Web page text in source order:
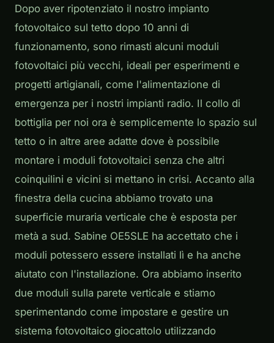
Dopo aver ripotenziato il nostro impianto
fotovoltaico sul tetto dopo 10 anni di
funzionamento, sono rimasti alcuni moduli
fotovoltaici più vecchi, ideali per esperimenti e
progetti artigianali, come l'alimentazione di
emergenza per i nostri impianti radio. Il collo di
bottiglia per noi ora è semplicemente lo spazio sul
tetto o in altre aree adatte dove è possibile
montare i moduli fotovoltaici senza che altri
coinquilini e vicini si mettano in crisi. Accanto alla
finestra della cucina abbiamo trovato una
superficie muraria verticale che è esposta per
metà a sud. Sabine OE5SLE ha accettato che i
moduli potessero essere installati lì e ha anche
aiutato con l'installazione. Ora abbiamo inserito
due moduli sulla parete verticale e stiamo
sperimentando come impostare e gestire un
sistema fotovoltaico giocattolo utilizzando